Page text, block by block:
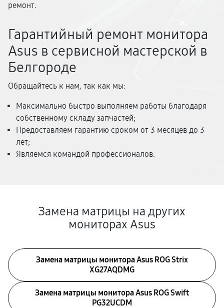
ремонт.
Гарантийный ремонт монитора
Asus в сервисной мастерской в
Белгороде
Обращайтесь к нам, так как мы:
Максимально быстро выполняем работы благодаря
собственному складу запчастей;
Предоставляем гарантию сроком от 3 месяцев до 3
лет;
Являемся командой профессионалов.
Замена матрицы на других
мониторах Asus
Замена матрицы монитора Asus ROG Strix
XG27AQDMG
Замена матрицы монитора Asus ROG Swift
PG32UCDM